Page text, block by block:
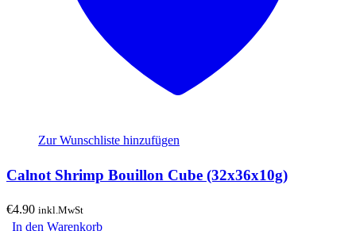
Zur Wunschliste hinzufügen
Calnot Shrimp Bouillon Cube (32x36x10g)
€4.90 inkl.MwSt
In den Warenkorb